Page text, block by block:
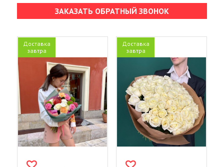
ЗАКАЗАТЬ ОБРАТНЫЙ ЗВОНОК
Доставка
завтра
Доставка
завтра